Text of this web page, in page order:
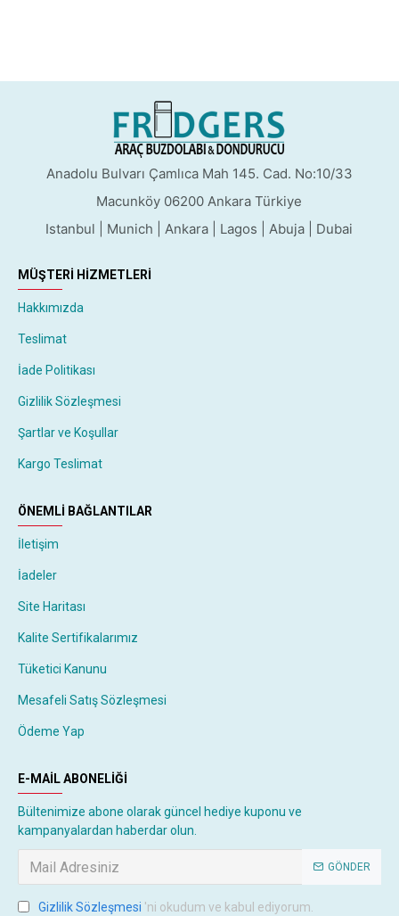
Anadolu Bulvarı Çamlıca Mah 145. Cad. No:10/33
Macunköy 06200 Ankara Türkiye
Istanbul | Munich | Ankara | Lagos | Abuja | Dubai
MÜŞTERI HIZMETLERI
Hakkımızda
Teslimat
İade Politikası
Gizlilik Sözleşmesi
Şartlar ve Koşullar
Kargo Teslimat
ÖNEMLI BAĞLANTILAR
İletişim
İadeler
Site Haritası
Kalite Sertifikalarımız
Tüketici Kanunu
Mesafeli Satış Sözleşmesi
Ödeme Yap
E-MAIL ABONELIĞI
Bültenimize abone olarak güncel hediye kuponu ve
kampanyalardan haberdar olun.
GÖNDER
Gizlilik Sözleşmesi 'ni okudum ve kabul ediyorum.